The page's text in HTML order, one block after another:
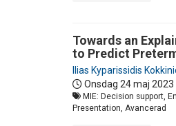
Towards an
to Predict
Ilias Kyparissidis
Onsdag 24 maj 2023
MIE: Decision support,
Presentation, Avancerad